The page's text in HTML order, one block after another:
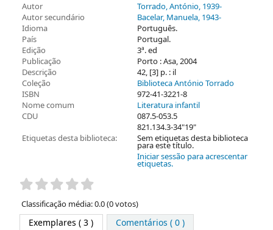
Autor
Torrado, António, 1939-
Autor secundário
Bacelar, Manuela, 1943-
Idioma
Português.
País
Portugal.
Edição
3ª. ed
Publicação
Porto : Asa, 2004
Descrição
42, [3] p. : il
Coleção
Biblioteca António Torrado
ISBN
972-41-3221-8
Nome comum
Literatura infantil
CDU
087.5-053.5
821.134.3-34"19"
Etiquetas desta biblioteca:
Sem etiquetas desta biblioteca
para este título.
Iniciar sessão para acrescentar
etiquetas.
Pontuação
Classificação média: 0.0 (0 votos)
Exemplares ( 3 ) Comentários ( 0 )